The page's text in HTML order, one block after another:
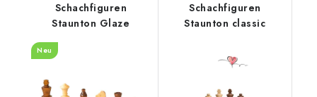
Schachfiguren
Staunton Glaze
Neu
Schachfiguren
Staunton classic